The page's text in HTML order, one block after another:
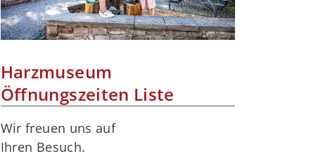
Harzmuseum
Öffnungszeiten Liste
Wir freuen uns auf
Ihren Besuch.